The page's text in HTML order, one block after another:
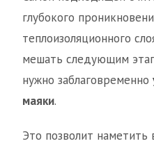
глубокого
теплоизоляционного
мешать следующим
нужно заблаговременно
маяки.
Это позволит